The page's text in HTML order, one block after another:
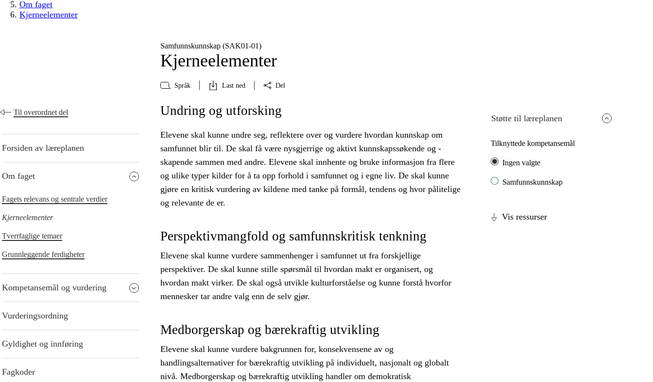
Om faget
Kjerneelementer
Samfunnskunnskap (SAK01‑01)
Kjerneelementer
Språk Last ned Del
Til overordnet del
Forsiden av læreplanen
Om faget
Fagets relevans og sentrale verdier
Kjerneelementer
Tverrfaglige temaer
Grunnleggende ferdigheter
Kompetansemål og vurdering
Vurderingsordning
Gyldighet og innføring
Fagkoder
Støtte til læreplanen
Tilknyttede kompetansemål
Ingen valgte
Samfunnskunnskap
Vis ressurser
Undring og utforsking
Elevene skal kunne undre seg, reflektere over og vurdere hvordan kunnskap om
samfunnet blir til. De skal få være nysgjerrige og aktivt kunnskapssøkende og -
skapende sammen med andre. Elevene skal innhente og bruke informasjon fra flere
og ulike typer kilder for å ta opp forhold i samfunnet og i egne liv. De skal kunne
gjøre en kritisk vurdering av kildene med tanke på formål, tendens og hvor pålitelige
og relevante de er.
Perspektivmangfold og samfunnskritisk tenkning
Elevene skal kunne vurdere sammenhenger i samfunnet ut fra forskjellige
perspektiver. De skal kunne stille spørsmål til hvordan makt er organisert, og
hvordan makt virker. De skal også utvikle kulturforståelse og kunne forstå hvorfor
mennesker tar andre valg enn de selv gjør.
Medborgerskap og bærekraftig utvikling
Elevene skal kunne vurdere bakgrunnen for, konsekvensene av og
handlingsalternativer for bærekraftig utvikling på individuelt, nasjonalt og globalt
nivå. Medborgerskap og bærekraftig utvikling handler om demokratisk